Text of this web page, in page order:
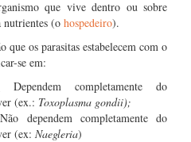
que vive dentro ou sobre
nutrientes (o hospedeiro).
os parasitas estabelecem com o
se em:
Dependem completamente do
(ex.: Toxoplasma gondii);
Não dependem completamente do
(ex: Naegleria)